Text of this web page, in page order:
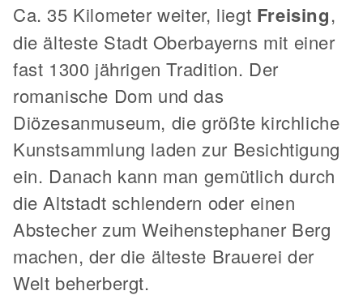
Ca. 35 Kilometer weiter, liegt Freising,
die älteste Stadt Oberbayerns mit einer
fast 1300 jährigen Tradition. Der
romanische Dom und das
Diözesanmuseum, die größte kirchliche
Kunstsammlung laden zur Besichtigung
ein. Danach kann man gemütlich durch
die Altstadt schlendern oder einen
Abstecher zum Weihenstephaner Berg
machen, der die älteste Brauerei der
Welt beherbergt.